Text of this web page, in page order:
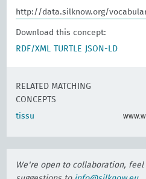
http://data.silknow.org/
Download this concept:
RDF/XML
TURTLE JSON-LD
RELATED MATCHING
CONCEPTS
tissu
We're open to collaboration,